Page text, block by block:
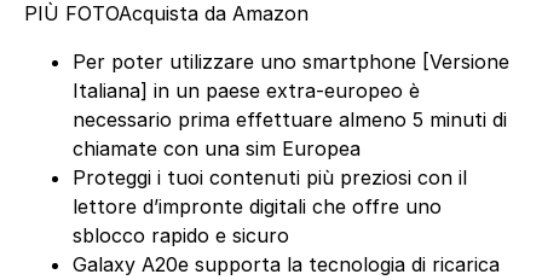
PIÙ FOTOAcquista da Amazon
Per poter utilizzare uno smartphone [Versione
Italiana] in un paese extra-europeo è
necessario prima effettuare almeno 5 minuti di
chiamate con una sim Europea
Proteggi i tuoi contenuti più preziosi con il
lettore d’impronte digitali che offre uno
sblocco rapido e sicuro
Galaxy A20e supporta la tecnologia di ricarica